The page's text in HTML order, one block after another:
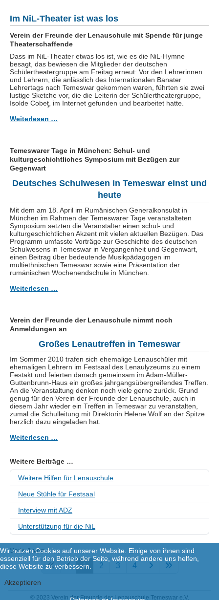
Im NiL-Theater ist was los
Verein der Freunde der Lenauschule mit Spende für junge
Theaterschaffende
Dass im NiL-Theater etwas los ist, wie es die NiL-Hymne
besagt, das bewiesen die Mitglieder der deutschen
Schülertheatergruppe am Freitag erneut: Vor den Lehrerinnen
und Lehrern, die anlässlich des Internationalen Banater
Lehrertags nach Temeswar gekommen waren, führten sie zwei
lustige Sketche vor, die die Leiterin der Schülertheatergruppe,
Isolde Cobeţ, im Internet gefunden und bearbeitet hatte.
Weiterlesen …
Temeswarer Tage in München: Schul- und
kulturgeschichtliches Symposium mit Bezügen zur
Gegenwart
Deutsches Schulwesen in Temeswar einst und
heute
Mit dem am 18. April im Rumänischen Generalkonsulat in
München im Rahmen der Temeswarer Tage veranstalteten
Symposium setzten die Veranstalter einen schul- und
kulturgeschichtlichen Akzent mit vielen aktuellen Bezügen. Das
Programm umfasste Vorträge zur Geschichte des deutschen
Schulwesens in Temeswar in Vergangenheit und Gegenwart,
einen Beitrag über bedeutende Musikpädagogen im
multiethnischen Temeswar sowie eine Präsentation der
rumänischen Wochenendschule in München.
Weiterlesen …
Verein der Freunde der Lenauschule nimmt noch
Anmeldungen an
Großes Lenautreffen in Temeswar
Im Sommer 2010 trafen sich ehemalige Lenauschüler mit
ehemaligen Lehrern im Festsaal des Lenaulyzeums zu einem
Festakt und feierten danach gemeinsam im Adam-Müller-
Guttenbrunn-Haus ein großes jahrgangsübergreifendes Treffen.
An die Veranstaltung denken noch viele gerne zurück. Grund
genug für den Verein der Freunde der Lenauschule, auch in
diesem Jahr wieder ein Treffen in Temeswar zu veranstalten,
zumal die Schulleitung mit Direktorin Helene Wolf an der Spitze
herzlich dazu eingeladen hat.
Weiterlesen …
Weitere Beiträge …
Weitere Hilfen für Lenauschule
Neue Stühle für Festsaal
Interview mit ADZ
Unterstützung für die NiL
Seite 1 von 4
1 2 3 4
© 2023 Verein der Freunde der Lenauschule Temeswar e.V.
Wir nutzen Cookies auf unserer Website. Einige von ihnen sind
essenziell für den Betrieb der Seite, während andere uns helfen,
diese Website zu verbessern.
Akzeptieren